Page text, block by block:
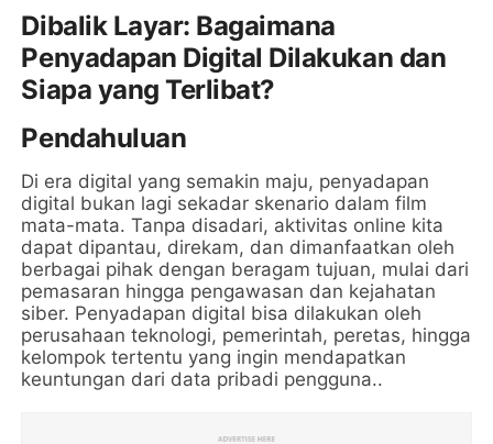
Dibalik Layar: Bagaimana
Penyadapan Digital Dilakukan dan
Siapa yang Terlibat?
Pendahuluan
Di era digital yang semakin maju, penyadapan
digital bukan lagi sekadar skenario dalam film
mata-mata. Tanpa disadari, aktivitas online kita
dapat dipantau, direkam, dan dimanfaatkan oleh
berbagai pihak dengan beragam tujuan, mulai dari
pemasaran hingga pengawasan dan kejahatan
siber. Penyadapan digital bisa dilakukan oleh
perusahaan teknologi, pemerintah, peretas, hingga
kelompok tertentu yang ingin mendapatkan
keuntungan dari data pribadi pengguna..